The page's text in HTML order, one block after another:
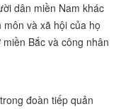
dân miền Nam khác
và xã hội của họ
Bắc và công nhân
đoàn tiếp quản